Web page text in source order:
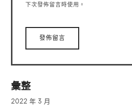
下次發佈留言時使用。
彙整
2022 年 3 月